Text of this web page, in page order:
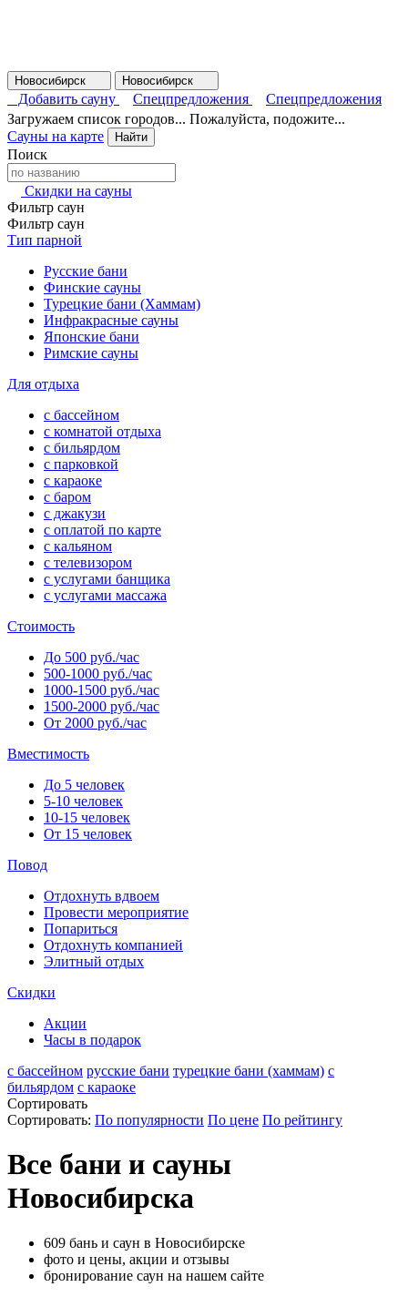
Новосибирск Новосибирск
Добавить сауну Спецпредложения
Спецпредложения
Загружаем список городов... Пожалуйста, подожите...
Сауны на карте
Найти
Поиск
Скидки на сауны
Фильтр саун
Фильтр саун
Тип парной
Русские бани
Финские сауны
Турецкие бани (Хаммам)
Инфракрасные сауны
Японские бани
Римские сауны
Для отдыха
с бассейном
с комнатой отдыха
с бильярдом
с парковкой
с караоке
с баром
с джакузи
с оплатой по карте
с кальяном
с телевизором
с услугами банщика
с услугами массажа
Стоимость
До 500 руб./час
500-1000 руб./час
1000-1500 руб./час
1500-2000 руб./час
От 2000 руб./час
Вместимость
До 5 человек
5-10 человек
10-15 человек
От 15 человек
Повод
Отдохнуть вдвоем
Провести мероприятие
Попариться
Отдохнуть компанией
Элитный отдых
Скидки
Акции
Часы в подарок
с бассейном русские бани турецкие бани (хаммам) с
бильярдом с караоке
Сортировать
Сортировать: По популярности По цене По рейтингу
Все бани и сауны
Новосибирска
609 бань и саун в Новосибирске
фото и цены, акции и отзывы
бронирование саун на нашем сайте